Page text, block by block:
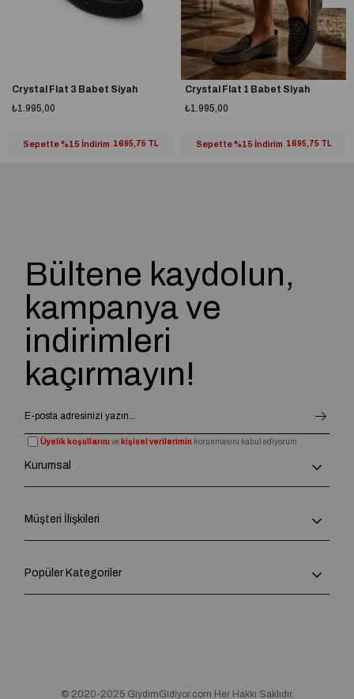
Crystal Flat 3 Babet Siyah
₺1.995,00
Sepette %15 İndirim 1695,75 TL
Crystal Flat 1 Babet Siyah
₺1.995,00
Sepette %15 İndirim 1695,75 TL
Bültene kaydolun,
kampanya ve
indirimleri
kaçırmayın!
Üyelik koşullarını ve kişisel verilerimin korunmasını kabul ediyorum.
Kurumsal
Müşteri İlişkileri
Popüler Kategoriler
© 2020-2025 GiydimGidiyor.com Her Hakkı Saklıdır.